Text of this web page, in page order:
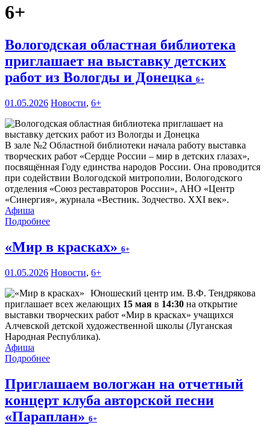
6+
Вологодская областная библиотека
приглашает на выставку детских
работ из Вологды и Донецка 6+
01.05.2026 Новости, 6+
В зале №2 Областной библиотеки начала работу выставка
творческих работ «Сердце России – мир в детских глазах»,
посвящённая Году единства народов России. Она проводится
при содействии Вологодской митрополии, Вологодского
отделения «Союз реставраторов России», АНО «Центр
«Синергия», журнала «Вестник. Зодчество. XXI век».
Афиша
Подробнее
«Мир в красках» 6+
01.05.2026 Новости, 6+
Юношеский центр им. В.Ф. Тендрякова
приглашает всех желающих 15 мая в 14:30 на открытие
выставки творческих работ «Мир в красках» учащихся
Алчевской детской художественной школы (Луганская
Народная Республика).
Афиша
Подробнее
Приглашаем вологжан на отчетный
концерт клуба авторской песни
«Параплан» 6+